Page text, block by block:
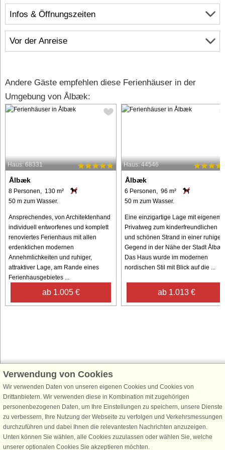
Infos & Öffnungszeiten
Vor der Anreise
Andere Gäste empfehlen diese Ferienhäuser in der
Umgebung von Ålbæk:
Haus: 68331
Ålbæk
8 Personen, 130 m²
50 m zum Wasser.
Ansprechendes, von Architektenhand
individuell entworfenes und komplett
renoviertes Ferienhaus mit allen
erdenklichen modernen
Annehmlichkeiten und ruhiger,
attraktiver Lage, am Rande eines
Ferienhausgebietes ...
ab 1.005 €
Haus: 44546
Ålbæk
6 Personen, 96 m²
50 m zum Wasser.
Eine einzigartige Lage mit eigenem
Privatweg zum kinderfreundlichen
und schönen Strand in einer ruhigen
Gegend in der Nähe der Stadt
Das Haus wurde im modernen
nordischen Stil mit Blick auf die ...
ab 1.013 €
Schließen Sie sich 100.000 Ferienhaus-Fans an
Erhalten Sie einenWillkommensgutschein von 25 € für Ihren nächsten
Ferienhausurlaub - melden Sie sich einfach für den DanCenter Newsletter
an. Verpassen Sie nie wieder exklusive Angebote, Gewinnspiele und
Urlaubstipps!
Verwendung von Cookies
Wir verwenden Daten von unseren eigenen Cookies und Cookies von
Drittanbietern. Wir verwenden diese in Kombination mit zugehörigen
personenbezogenen Daten, um Ihre Einstellungen zu speichern, unsere Dienste
zu verbessern, Ihre Nutzung der Webseite zu verfolgen und Verkehrsmessungen
durchzuführen und dabei Ihnen die relevantesten Nachrichten anzuzeigen.
Unten können Sie wählen, alle Cookies zuzulassen oder wählen Sie, welche
unserer optionalen Cookies Sie akzeptieren möchten.